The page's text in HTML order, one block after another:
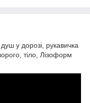
у дорозі, рукавичка
тіло, Лізоформ